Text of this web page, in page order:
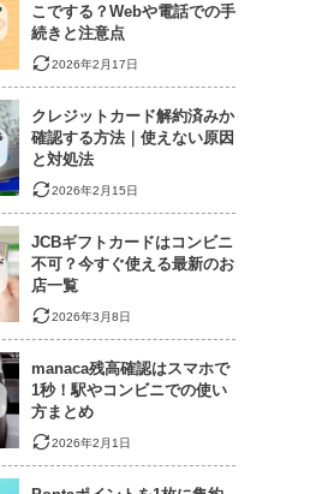
こでする？Webや電話での手
続きと注意点
2026年2月17日
クレジットカード解約済みか
確認する方法｜使えない原因
と対処法
2026年2月15日
JCBギフトカードはコンビニ
不可？今すぐ使える最新のお
店一覧
2026年3月8日
manaca残高確認はスマホで
1秒！駅やコンビニでの使い
方まとめ
2026年2月1日